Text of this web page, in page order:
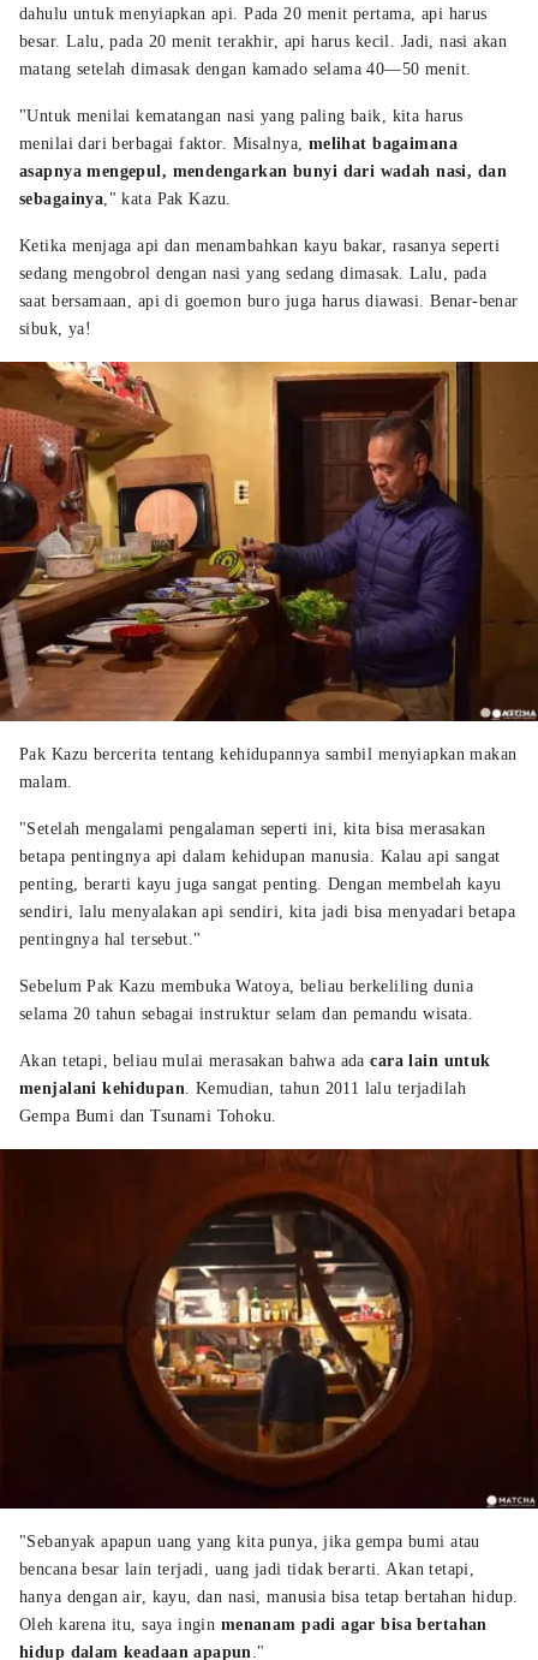
dahulu untuk menyiapkan api. Pada 20 menit pertama, api harus
besar. Lalu, pada 20 menit terakhir, api harus kecil. Jadi, nasi akan
matang setelah dimasak dengan kamado selama 40—50 menit.
"Untuk menilai kematangan nasi yang paling baik, kita harus
menilai dari berbagai faktor. Misalnya, melihat bagaimana
asapnya mengepul, mendengarkan bunyi dari wadah nasi, dan
sebagainya," kata Pak Kazu.
Ketika menjaga api dan menambahkan kayu bakar, rasanya seperti
sedang mengobrol dengan nasi yang sedang dimasak. Lalu, pada
saat bersamaan, api di goemon buro juga harus diawasi. Benar-benar
sibuk, ya!
Pak Kazu bercerita tentang kehidupannya sambil menyiapkan makan
malam.
"Setelah mengalami pengalaman seperti ini, kita bisa merasakan
betapa pentingnya api dalam kehidupan manusia. Kalau api sangat
penting, berarti kayu juga sangat penting. Dengan membelah kayu
sendiri, lalu menyalakan api sendiri, kita jadi bisa menyadari betapa
pentingnya hal tersebut."
Sebelum Pak Kazu membuka Watoya, beliau berkeliling dunia
selama 20 tahun sebagai instruktur selam dan pemandu wisata.
Akan tetapi, beliau mulai merasakan bahwa adacara lain untuk
menjalani kehidupan. Kemudian, tahun 2011 lalu terjadilah
Gempa Bumi dan Tsunami Tohoku.
"Sebanyak apapun uang yang kita punya, jika gempa bumi atau
bencana besar lain terjadi, uang jadi tidak berarti. Akan tetapi,
hanya dengan air, kayu, dan nasi, manusia bisa tetap bertahan hidup.
Oleh karena itu, saya ingin menanam padi agar bisa bertahan
hidup dalam keadaan apapun."